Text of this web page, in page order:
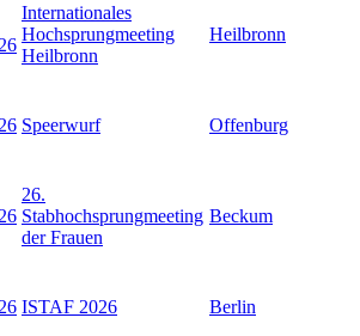
Internationales
Hochsprungmeeting
Heilbronn
Heilbronn
Speerwurf Offenburg
26.
Stabhochsprungmeeting
der Frauen
Beckum
ISTAF 2026 Berlin